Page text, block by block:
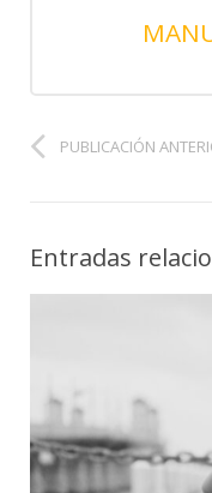
PUBLICACIÓN
Entradas